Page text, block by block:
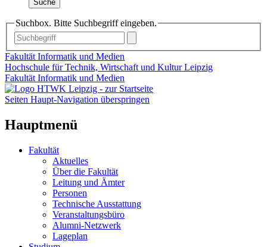
Suche
Suchbox. Bitte Suchbegriff eingeben.
Fakultät Informatik und Medien
Hochschule für Technik, Wirtschaft und Kultur Leipzig
Fakultät Informatik und Medien
Seiten Haupt-Navigation überspringen
Hauptmenü
Fakultät
Aktuelles
Über die Fakultät
Leitung und Ämter
Personen
Technische Ausstattung
Veranstaltungsbüro
Alumni-Netzwerk
Lageplan